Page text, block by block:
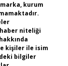
kurum
niteliği
kişiler ile isim
bilgiler